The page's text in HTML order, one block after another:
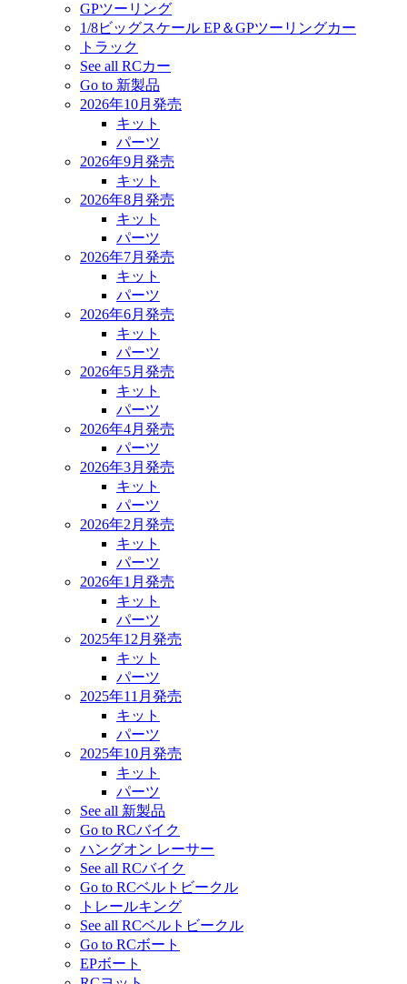
GPツーリング
1/8ビッグスケール EP＆GPツーリングカー
トラック
See all RCカー
Go to 新製品
2026年10月発売
キット
パーツ
2026年9月発売
キット
2026年8月発売
キット
パーツ
2026年7月発売
キット
パーツ
2026年6月発売
キット
パーツ
2026年5月発売
キット
パーツ
2026年4月発売
パーツ
2026年3月発売
キット
パーツ
2026年2月発売
キット
パーツ
2026年1月発売
キット
パーツ
2025年12月発売
キット
パーツ
2025年11月発売
キット
パーツ
2025年10月発売
キット
パーツ
See all 新製品
Go to RCバイク
ハングオン レーサー
See all RCバイク
Go to RCベルトビークル
トレールキング
See all RCベルトビークル
Go to RCボート
EPボート